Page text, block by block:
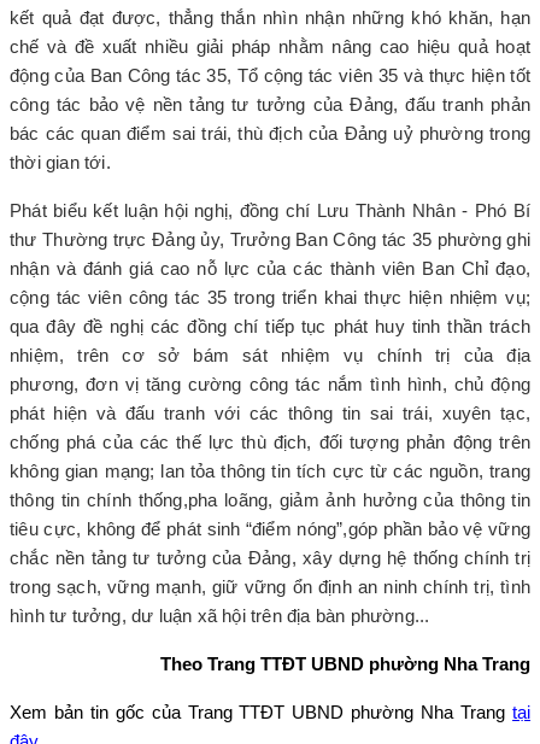
kết quả đạt được, thẳng thắn nhìn nhận những khó khăn, hạn
chế và đề xuất nhiều giải pháp nhằm nâng cao hiệu quảhoạt
động của Ban Công tác 35, Tổ cộng tác viên 35 và thực hiện tốt
công tác bảo vệ nền tảng tư tưởng của Đảng, đấu tranh phản
bác các quan điểm sai trái, thù địchcủa Đảng uỷ phường trong
thời gian tới.
Phát biểu kết luận hội nghị, đồng chí Lưu Thành Nhân - Phó Bí
thư Thường trực Đảng ủy, Trưởng Ban Công tác 35 phường ghi
nhận và đánh giá cao nỗ lực của các thành viên Ban Chỉ đạo,
cộng tác viên công tác 35 trong triển khai thực hiện nhiệm vụ;
qua đây đề nghị các đồng chí tiếp tục phát huy tinh thần trách
nhiệm, trên cơ sở bám sát nhiệm vụ chính trị của địa
phương, đơn vị tăng cường công tác nắm tình hình, chủ động
phát hiện và đấu tranh với các thông tin sai trái, xuyên tạc,
chống phá của các thế lực thù địch, đối tượng phản động trên
không gian mạng; lan tỏa thông tin tích cực từ các nguồn, trang
thông tin chính thống,pha loãng, giảm ảnh hưởng của thông tin
tiêu cực, không để phát sinh “điểm nóng”,góp phần bảo vệ vững
chắc nền tảng tư tưởng của Đảng, xây dựng hệ thống chính trị
trong sạch, vững mạnh, giữ vững ổn định an ninh chính trị, tình
hình tư tưởng, dư luận xã hội trên địa bàn phường...
Theo Trang TTĐT UBND phường Nha Trang
Xem bản tin gốc của Trang TTĐT UBND phường Nha Trang tại